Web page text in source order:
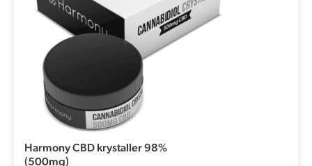
Harmony CBD krystaller 98%
(500mg)